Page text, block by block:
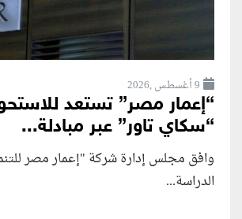
9 أغسطس ,2026
“إعمار مصر” تستعد
“سكاي تاور” عبر مبادلة...
وافق مجلس إدارة شركة "إعمار مصر
الدراسة...